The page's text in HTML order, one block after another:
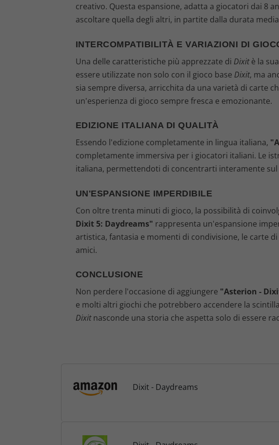
creativo. Questa espansione, adatta a giocatori dai 8
ascoltare quella degli altri, in partite dalla durata
INTERCOMPATIBILITÀ E VARIAZIONI DI
Una delle caratteristiche più apprezzate di Dixitè la
essere utilizzate non solo con il gioco base Dixit, ma
sia sempre diversa, arricchita da una varietà di carte
un'esperienza di gioco sempre fresca e emozionante.
EDIZIONE ITALIANA DI QUALITÀ
Essendo l'edizione completamente in lingua italiana,
completamente immersiva per i giocatori italiani. Le
italiana, permettendoti di concentrarti interamente
UN'ESPANSIONE IMPERDIBILE
Con oltre trenta minuti di gioco, la possibilità di
Dixit 5: Daydreams" rappresenta un'espansione
artistica, fantasia e momenti di condivisione, le carte di
amici.
CONCLUSIONE
Non perdere l'occasione di aggiungere "Asterion -
e molti altri giochi che potrebbero accendere la
Dixitnasconde una storia che aspetta solo di essere
Dixit - Daydreams